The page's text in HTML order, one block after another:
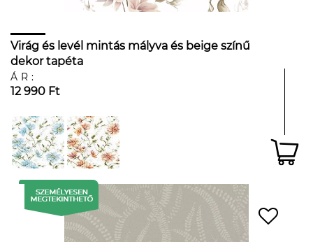
Virág és levél mintás mályva és beige színű
dekor tapéta
ÁR:
12 990 Ft